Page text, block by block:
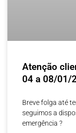
Atenção
04 a 08/01/
Breve folga até
seguimos a
emergência ?